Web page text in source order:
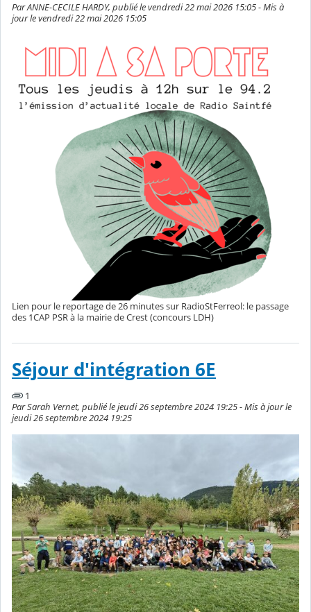
Par ANNE-CECILE HARDY, publié le vendredi 22 mai 2026 15:05 - Mis à
jour le vendredi 22 mai 2026 15:05
Lien pour le reportage de 26 minutes sur RadioStFerreol: le passage
des 1CAP PSR à la mairie de Crest (concours LDH)
Séjour d'intégration 6E
1
Par Sarah Vernet, publié le jeudi 26 septembre 2024 19:25 - Mis à jour le
jeudi 26 septembre 2024 19:25